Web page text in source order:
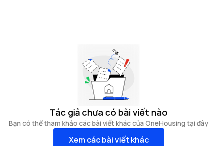
Tác giả chưa có bài viết nào
Bạn có thể tham khảo các bài viết khác của OneHousing tại đây
Xem các bài viết khác